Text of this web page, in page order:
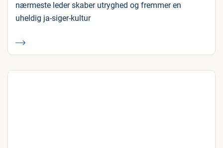
nærmeste leder skaber utryghed og fremmer en
uheldig ja-siger-kultur